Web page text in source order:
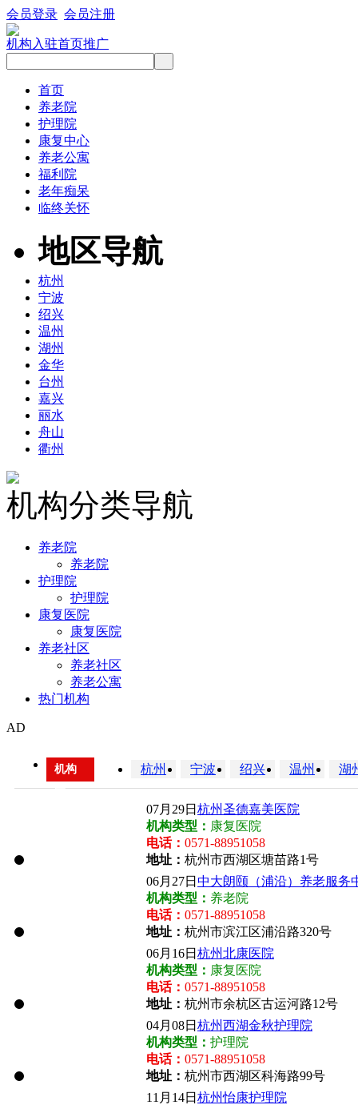
会员登录 会员注册
机构入驻首页推广
首页
养老院
护理院
康复中心
养老公寓
福利院
老年痴呆
临终关怀
地区导航
杭州
宁波
绍兴
温州
湖州
金华
台州
嘉兴
丽水
舟山
衢州
机构分类导航
养老院
养老院
护理院
护理院
康复医院
康复医院
养老社区
养老社区
养老公寓
热门机构
AD
机构
杭州 宁波 绍兴 温州 湖
07月29日 杭州圣德嘉美医院
机构类型： 康复医院
电话： 0571-88951058
地址： 杭州市西湖区塘苗路1号
06月27日 中大朗颐（浦沿）养老服务
机构类型： 养老院
电话： 0571-88951058
地址： 杭州市滨江区浦沿路320号
06月16日 杭州北康医院
机构类型： 康复医院
电话： 0571-88951058
地址： 杭州市余杭区古运河路12号
04月08日 杭州西湖金秋护理院
机构类型： 护理院
电话： 0571-88951058
地址： 杭州市西湖区科海路99号
11月14日 杭州怡康护理院